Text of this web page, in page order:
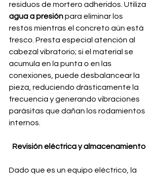
residuos de mortero adheridos. Utiliza
agua a presión para eliminar los
restos mientras el concreto aún está
fresco. Presta especial atención al
cabezal vibratorio; si el material se
acumula en la punta o en las
conexiones, puede desbalancear la
pieza, reduciendo drásticamente la
frecuencia y generando vibraciones
parásitas que dañan los rodamientos
internos.
Revisión eléctrica y almacenamiento
Dado que es un equipo eléctrico, la